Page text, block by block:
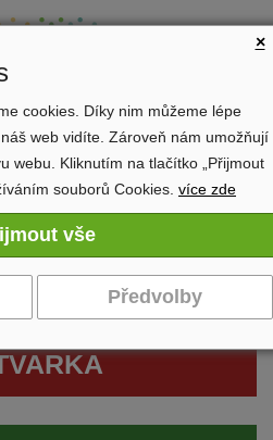
×
cookies. Díky nim můžeme lépe
web vidíte. Zároveň nám umožňují
webu. Kliknutím na tlačítko „Přijmout
souborů Cookies. více zde